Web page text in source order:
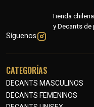
Tienda
y Decants de
Síguenos
CATEGORÍAS
DECANTS MASCULINOS
DECANTS FEMENINOS